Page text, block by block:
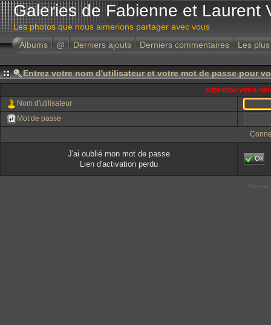
Galeries de Fabienne et Laurent
Les photos que nous aimerions partager avec vous
Albums
@ Derniers ajouts Derniers commentaires Les
Entrez votre nom d'utilisateur et votre mot de passe pour
Attention votre
Nom d'utilisateur
Mot de passe
J'ai oublié mon mot de passe
Lien d'activation perdu
Ok